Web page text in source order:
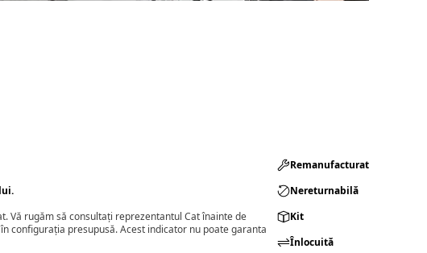
Vă rugăm să consultați reprezentantul Cat înainte de
configurația presupusă. Acest indicator nu poate garanta
Remanufacturat​
Nereturnabilă
Kit
Înlocuită